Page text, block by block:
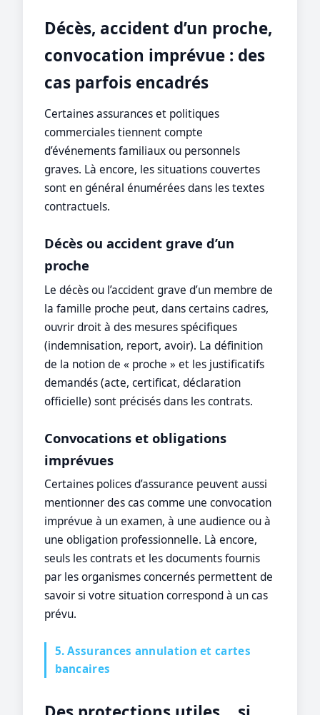
Décès, accident d’un proche,
convocation imprévue : des
cas parfois encadrés
Certaines assurances et politiques
commerciales tiennent compte
d’événements familiaux ou personnels
graves. Là encore, les situations couvertes
sont en général énumérées dans les textes
contractuels.
Décès ou accident grave d’un
proche
Le décès ou l’accident grave d’un membre de
la famille proche peut, dans certains cadres,
ouvrir droit à des mesures spécifiques
(indemnisation, report, avoir). La définition
de la notion de « proche » et les justificatifs
demandés (acte, certificat, déclaration
officielle) sont précisés dans les contrats.
Convocations et obligations
imprévues
Certaines polices d’assurance peuvent aussi
mentionner des cas comme une convocation
imprévue à un examen, à une audience ou à
une obligation professionnelle. Là encore,
seuls les contrats et les documents fournis
par les organismes concernés permettent de
savoir si votre situation correspond à un cas
prévu.
5. Assurances annulation et cartes
bancaires